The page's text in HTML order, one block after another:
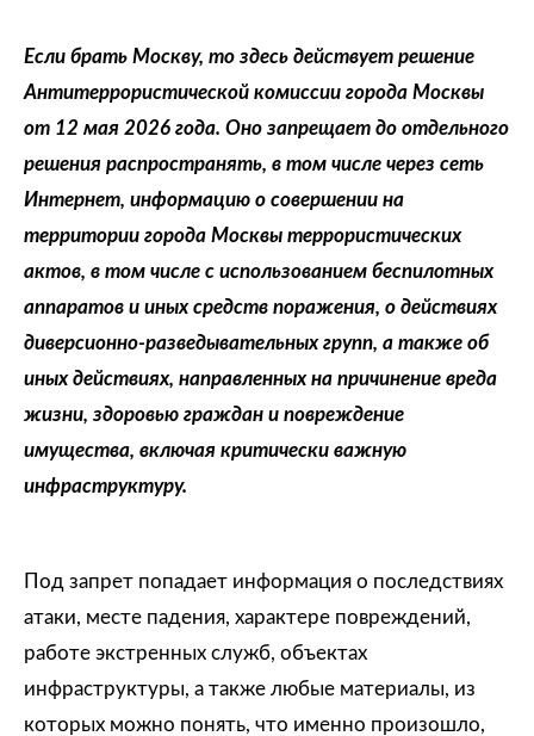
Если брать Москву, то здесь действует решение
Антитеррористической комиссии города Москвы
от 12 мая 2026 года. Оно запрещает до отдельного
решения распространять, в том числе через сеть
Интернет, информацию о совершении на
территории города Москвы террористических
актов, в том числе с использованием беспилотных
аппаратов и иных средств поражения, о действиях
диверсионно-разведывательных групп, а также об
иных действиях, направленных на причинение вреда
жизни, здоровью граждан и повреждение
имущества, включая критически важную
инфраструктуру.
Под запрет попадает информация о последствиях
атаки, месте падения, характере повреждений,
работе экстренных служб, объектах
инфраструктуры, а также любые материалы, из
которых можно понять, что именно произошло,